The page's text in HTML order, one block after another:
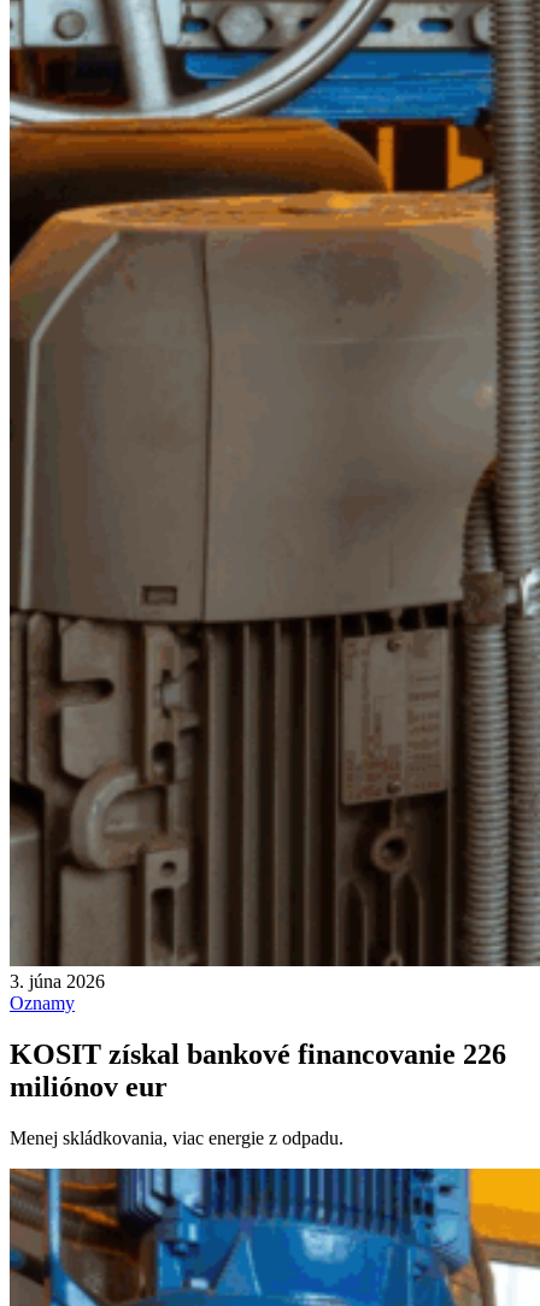
3. júna 2026
Oznamy
KOSIT získal bankové financovanie 226
miliónov eur
Menej skládkovania, viac energie z odpadu.